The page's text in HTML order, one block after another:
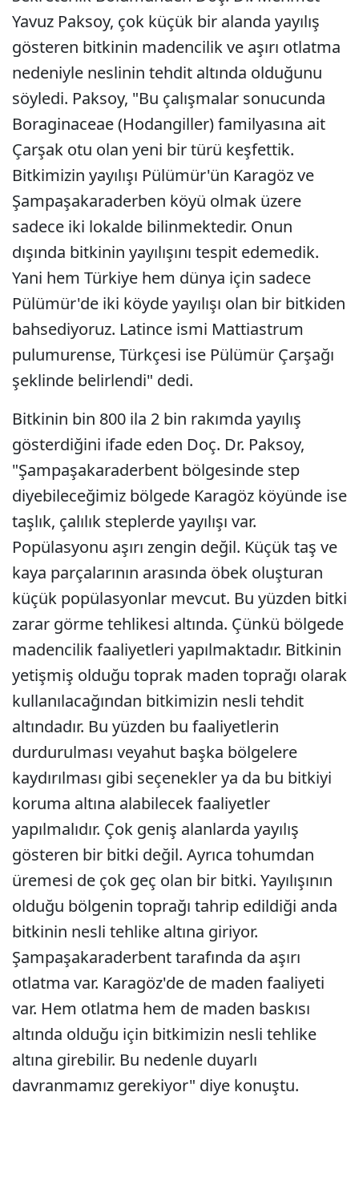
Yavuz Paksoy, çok küçük bir alanda yayılış
gösteren bitkinin madencilik ve aşırı otlatma
nedeniyle neslinin tehdit altında olduğunu
söyledi. Paksoy, "Bu çalışmalar sonucunda
Boraginaceae (Hodangiller) familyasına ait
Çarşak otu olan yeni bir türü keşfettik.
Bitkimizin yayılışı Pülümür'ün Karagöz ve
Şampaşakaraderben köyü olmak üzere
sadece iki lokalde bilinmektedir. Onun
dışında bitkinin yayılışını tespit edemedik.
Yani hem Türkiye hem dünya için sadece
Pülümür'de iki köyde yayılışı olan bir bitkiden
bahsediyoruz. Latince ismi Mattiastrum
pulumurense, Türkçesi ise Pülümür Çarşağı
şeklinde belirlendi" dedi.
Bitkinin bin 800 ila 2 bin rakımda yayılış
gösterdiğini ifade eden Doç. Dr. Paksoy,
"Şampaşakaraderbent bölgesinde step
diyebileceğimiz bölgede Karagöz köyünde ise
taşlık, çalılık steplerde yayılışı var.
Popülasyonu aşırı zengin değil. Küçük taş ve
kaya parçalarının arasında öbek oluşturan
küçük popülasyonlar mevcut. Bu yüzden bitki
zarar görme tehlikesi altında. Çünkü bölgede
madencilik faaliyetleri yapılmaktadır. Bitkinin
yetişmiş olduğu toprak maden toprağı olarak
kullanılacağından bitkimizin nesli tehdit
altındadır. Bu yüzden bu faaliyetlerin
durdurulması veyahut başka bölgelere
kaydırılması gibi seçenekler ya da bu bitkiyi
koruma altına alabilecek faaliyetler
yapılmalıdır. Çok geniş alanlarda yayılış
gösteren bir bitki değil. Ayrıca tohumdan
üremesi de çok geç olan bir bitki. Yayılışının
olduğu bölgenin toprağı tahrip edildiği anda
bitkinin nesli tehlike altına giriyor.
Şampaşakaraderbent tarafında da aşırı
otlatma var. Karagöz'de de maden faaliyeti
var. Hem otlatma hem de maden baskısı
altında olduğu için bitkimizin nesli tehlike
altına girebilir. Bu nedenle duyarlı
davranmamız gerekiyor" diye konuştu.